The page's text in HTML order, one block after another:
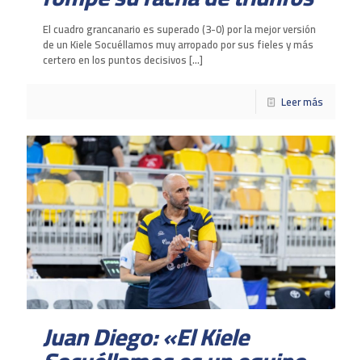
El cuadro grancanario es superado (3-0) por la mejor versión
de un Kiele Socuéllamos muy arropado por sus fieles y más
certero en los puntos decisivos[…]
Leer más
Juan Diego: «El Kiele